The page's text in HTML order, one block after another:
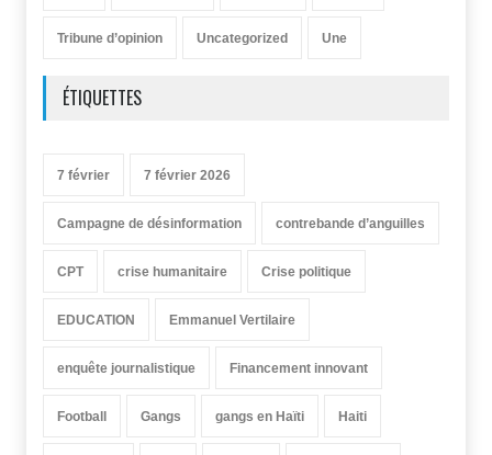
Tribune d’opinion Uncategorized Une
ÉTIQUETTES
7 février 7 février 2026
Campagne de désinformation contrebande d’anguilles
CPT crise humanitaire Crise politique
EDUCATION Emmanuel Vertilaire
enquête journalistique Financement innovant
Football Gangs gangs en Haïti Haiti